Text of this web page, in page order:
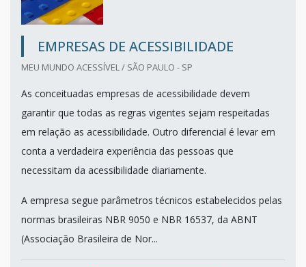
EMPRESAS DE ACESSIBILIDADE
MEU MUNDO ACESSÍVEL / SÃO PAULO - SP
As conceituadas empresas de acessibilidade devem
garantir que todas as regras vigentes sejam respeitadas
em relação as acessibilidade. Outro diferencial é levar em
conta a verdadeira experiência das pessoas que
necessitam da acessibilidade diariamente.
A empresa segue parâmetros técnicos estabelecidos pelas
normas brasileiras NBR 9050 e NBR 16537, da ABNT
(Associação Brasileira de Nor...